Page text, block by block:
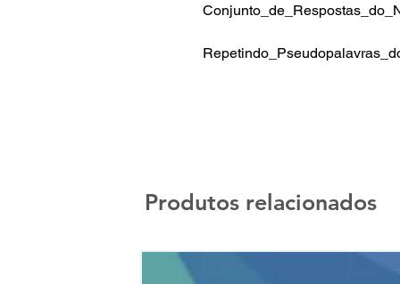
Produtos relacionados